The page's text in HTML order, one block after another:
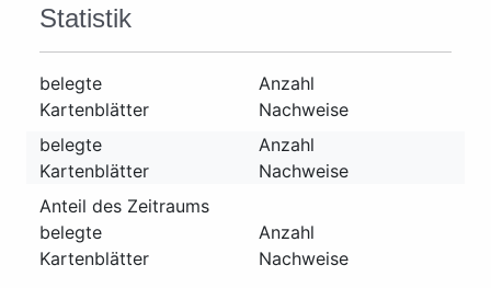
Statistik
belegte
Kartenblätter
Anzahl
Nachweise
belegte
Kartenblätter
Anzahl
Nachweise
Anteil des Zeitraums
belegte
Kartenblätter
Anzahl
Nachweise